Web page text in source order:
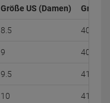
Größe US (Damen) Größe
8.5 40
9 40.5
9.5 41
10 41.5